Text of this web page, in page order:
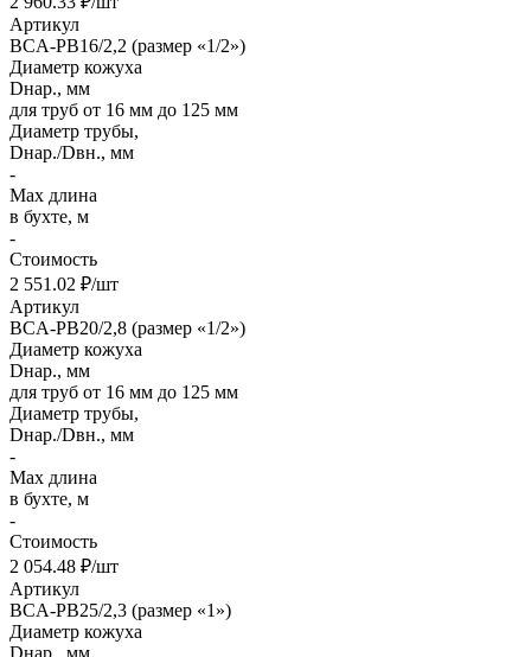
Артикул
BCA-PB16/2,2 (размер «1/2»)
Диаметр кожуха
Dнар., мм
для труб от 16 мм до 125 мм
Диаметр трубы,
Dнар./Dвн., мм
-
Max длина
в бухте, м
-
Стоимость
2 551.02 ₽/шт
Артикул
BCA-PB20/2,8 (размер «1/2»)
Диаметр кожуха
Dнар., мм
для труб от 16 мм до 125 мм
Диаметр трубы,
Dнар./Dвн., мм
-
Max длина
в бухте, м
-
Стоимость
2 054.48 ₽/шт
Артикул
BCA-PB25/2,3 (размер «1»)
Диаметр кожуха